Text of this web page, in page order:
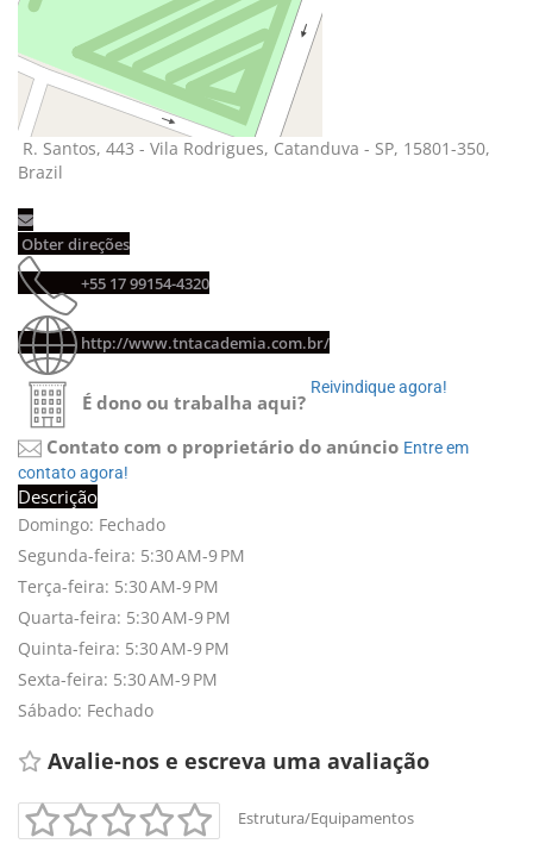
R. Santos, 443 - Vila Rodrigues, Catanduva - SP, 15801-350,
Brazil
Obter direções
+55 17 99154-4320
http://www.tntacademia.com.br/
É dono ou trabalha aqui?
Reivindique agora!
Contato com o proprietário do anúncio Entre em
contato agora!
Descrição
Domingo: Fechado
Segunda-feira: 5:30 AM-9 PM
Terça-feira: 5:30 AM-9 PM
Quarta-feira: 5:30 AM-9 PM
Quinta-feira: 5:30 AM-9 PM
Sexta-feira: 5:30 AM-9 PM
Sábado: Fechado
Avalie-nos e escreva uma avaliação
Estrutura/Equipamentos